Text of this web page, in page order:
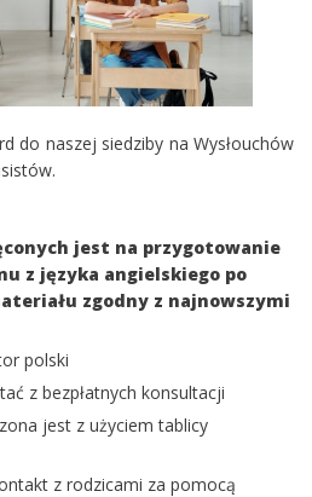
do naszej siedziby na Wysłouchów
jest na przygotowanie
z języka angielskiego po
zgodny z najnowszymi
polski
z bezpłatnych konsultacji
jest z użyciem tablicy
z rodzicami za pomocą